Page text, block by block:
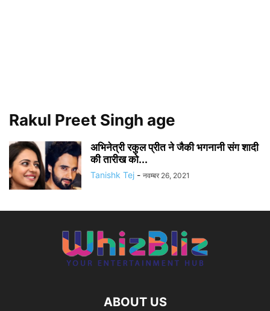
Rakul Preet Singh age
अभिनेत्री रकुल प्रीत ने जैकी भगनानी संग शादी
की तारीख को...
Tanishk Tej - नवम्बर 26, 2021
ABOUT US